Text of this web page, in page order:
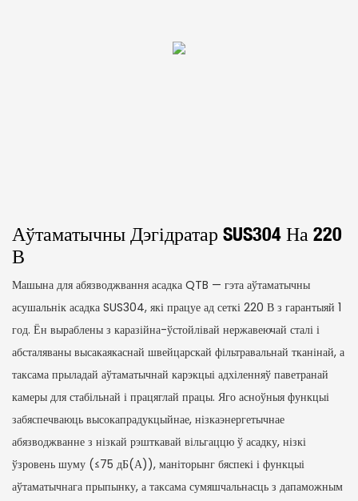
Аўтаматычны Дэгідратар SUS304 На 220
В
Машына для абязводжвання асадка QTB — гэта аўтаматычны
асушальнік асадка SUS304, які працуе ад сеткі 220 В з гарантыяй 1
год. Ён выраблены з каразійна-ўстойлівай нержавеючай сталі і
абсталяваны высакаякаснай швейцарскай фільтравальнай тканінай, а
таксама прыладай аўтаматычнай карэкцыі адхіленняў паветранай
камеры для стабільнай і працяглай працы. Яго асноўныя функцыі
забяспечваюць высокапрадукцыйнае, нізкаэнергетычнае
абязводжванне з нізкай рэшткавай вільгаццю ў асадку, нізкі
ўзровень шуму (≤75 дБ(А)), маніторынг бяспекі і функцыі
аўтаматычнага прыпынку, а таксама сумяшчальнасць з дапаможным